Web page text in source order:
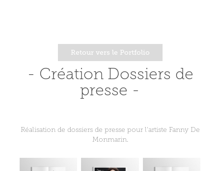
Retour vers le Portfolio
- Création Dossiers de
presse -
Réalisation de dossiers de presse pour l'artiste Fanny De
Monmarin​​​​​​​.